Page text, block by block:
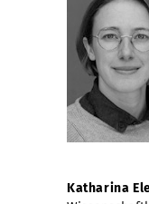
Katharina